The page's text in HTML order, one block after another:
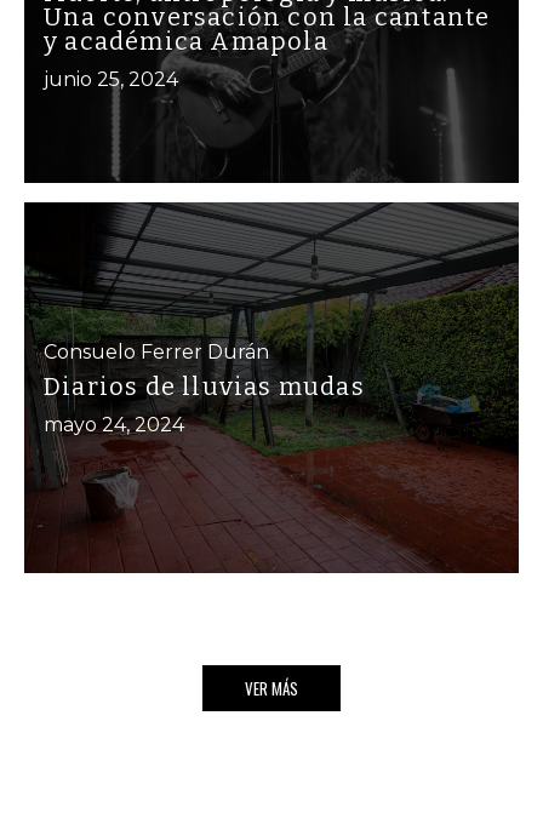
Una conversación con la cantante
y académica Amapola
junio 25, 2024
Consuelo Ferrer Durán
Diarios de lluvias mudas
mayo 24, 2024
VER MÁS